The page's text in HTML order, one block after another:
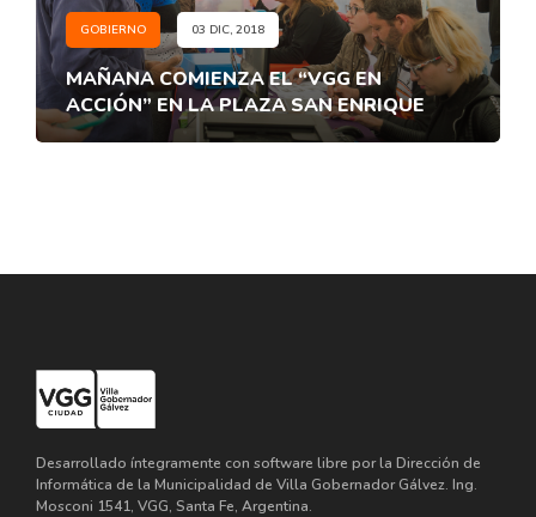
GOBIERNO 03 DIC, 2018
MAÑANA COMIENZA EL “VGG EN
ACCIÓN” EN LA PLAZA SAN ENRIQUE
Desarrollado íntegramente con software libre por la Dirección de
Informática de la Municipalidad de Villa Gobernador Gálvez. Ing.
Mosconi 1541, VGG, Santa Fe, Argentina.